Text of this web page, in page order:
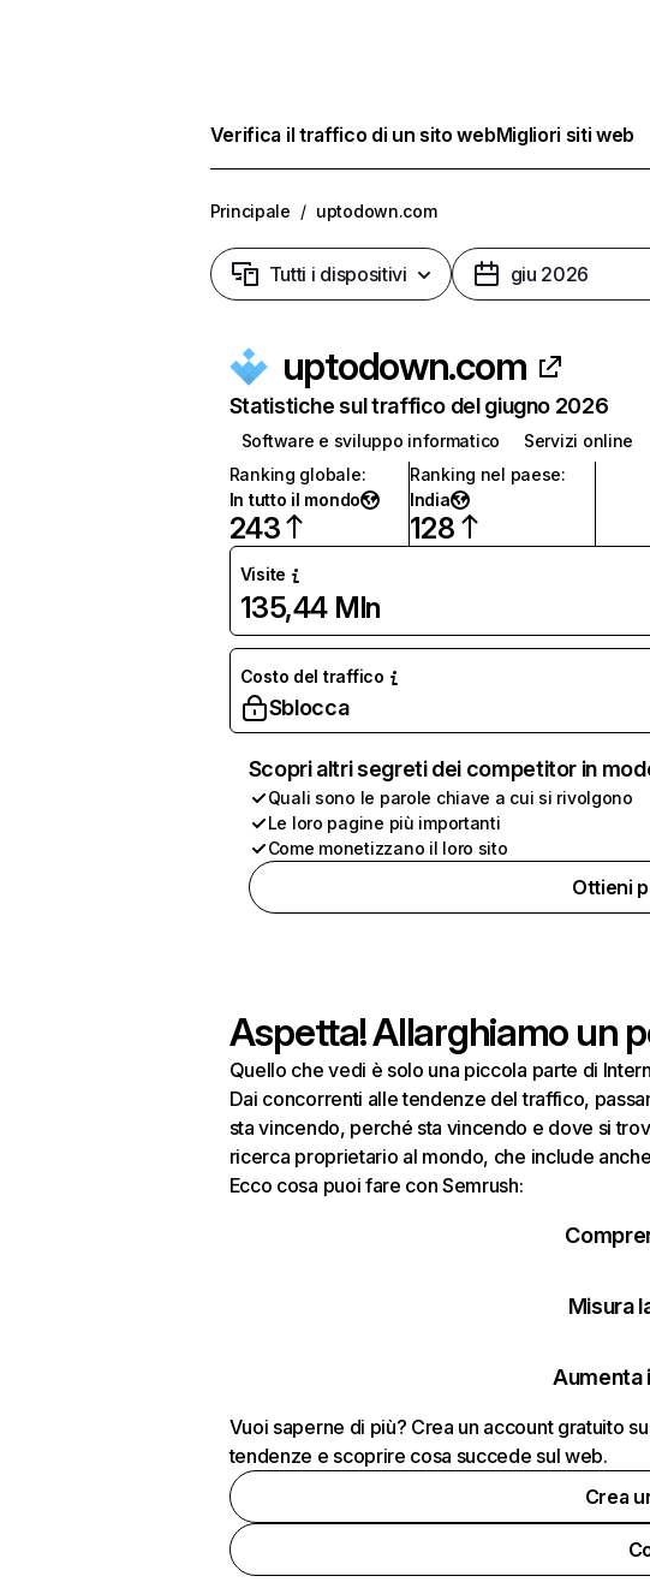
Verifica il traffico di un sito webMigliori siti web
Principale / uptodown.com
Tutti i dispositivi giu 2026
uptodown.com
Statistiche sul traffico del giugno 2026
Software e sviluppo informatico
Servizi online
Ranking globale:
In tutto il mondo
243
Ranking nel paese:
India
128
Visite
135,44 Mln
Costo del traffico
Sblocca
Scopri altri segreti dei competitor in
Quali sono le parole chiave a cui si rivolgono
Le loro pagine più importanti
Come monetizzano il loro sito
Ottieni
Aspetta! Allarghiamo un
Quello che vedi è solo una piccola parte di
Dai concorrenti alle tendenze del traffico,
sta vincendo, perché sta vincendo e dove si
ricerca proprietario al mondo, che include
Ecco cosa puoi fare con Semrush:
Misura
Aumenta
Vuoi saperne di più? Crea un account gratuito
tendenze e scoprire cosa succede sul web.
Crea